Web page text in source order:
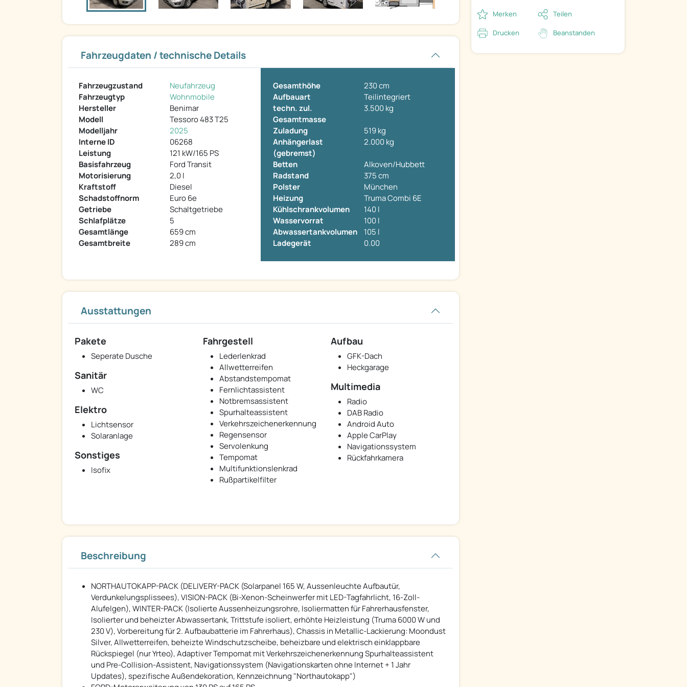
Fahrzeugdaten / technische Details
Fahrzeugzustand
Neufahrzeug
Fahrzeugtyp
Wohnmobile
Hersteller
Benimar
Modell
Tessoro 483 T25
Modelljahr
2025
Interne ID
06268
Leistung
121 kW/165 PS
Basisfahrzeug
Ford Transit
Motorisierung
2,0 l
Kraftstoff
Diesel
Schadstoffnorm
Euro 6e
Getriebe
Schaltgetriebe
Schlafplätze
5
Gesamtlänge
659 cm
Gesamtbreite
289 cm
Gesamthöhe
230 cm
Aufbauart
Teilintegriert
techn. zul.
Gesamtmasse
3.500 kg
Zuladung
519 kg
Anhängerlast
(gebremst)
2.000 kg
Betten
Alkoven/Hubbett
Radstand
375 cm
Polster
München
Heizung
Truma Combi 6E
Kühlschrankvolumen
140 l
Wasservorrat
100 l
Abwassertankvolumen
105 l
Ladegerät
0.00
Ausstattungen
Pakete
Seperate Dusche
Fahrgestell
Lederlenkrad
Allwetterreifen
Abstandstempomat
Fernlichtassistent
Notbremsassistent
Spurhalteassistent
Verkehrszeichenerkennung
Regensensor
Servolenkung
Tempomat
Multifunktionslenkrad
Rußpartikelfilter
Aufbau
GFK-Dach
Heckgarage
Sanitär
WC Multimedia
Radio
DAB Radio
Android Auto
Apple CarPlay
Navigationssystem
Rückfahrkamera
Elektro
Lichtsensor
Solaranlage
Sonstiges
Isofix
Beschreibung
NORTHAUTOKAPP-PACK (DELIVERY-PACK (Solarpanel 165 W, Aussenleuchte Aufbautür,
Verdunkelungsplissees), VISION-PACK (Bi-Xenon-Scheinwerfer mit LED-Tagfahrlicht, 16-Zoll-
Alufelgen), WINTER-PACK (Isolierte Aussenheizungsrohre, Isoliermatten für Fahrerhausfenster,
Isolierter und beheizter Abwassertank, Trittstufe isoliert, erhöhte Heizleistung (Truma 6000 W und
230 V), Vorbereitung für 2. Aufbaubatterie im Fahrerhaus), Chassis in Metallic-Lackierung: Moondust
Silver, Allwetterreifen, beheizte Windschutzscheibe, beheizbare und elektrisch einklappbare
Rückspiegel (nur Yrteo), Adaptiver Tempomat mit Verkehrszeichenerkennung Spurhalteassistent
und Pre-Collision-Assistent, Navigationssystem (Navigationskarten ohne Internet + 1 Jahr
Updates), spezifische Außendekoration, Kennzeichnung "Northautokapp")
Merken Teilen
Drucken Beanstanden